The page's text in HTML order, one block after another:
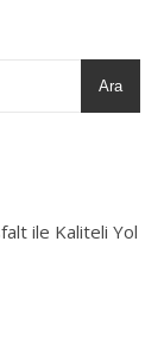
Ara
ile Kaliteli Yol